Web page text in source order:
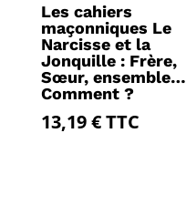
Les cahiers
maçonniques Le
Narcisse et la
Jonquille : Frère,
Sœur, ensemble…
Comment ?
13,19€TTC